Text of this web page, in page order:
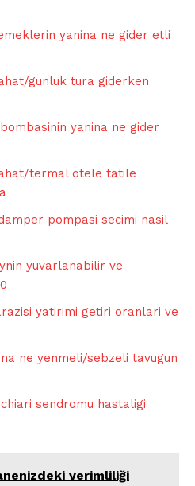
yanina ne gider etli
gunluk tura giderken
yanina ne gider
termal otele tatile
pompasi secimi nasil
yuvarlanabilir ve
yatirimi getiri oranlari ve
ne yenmeli/sebzeli tavugun
sendromu hastaligi
verimliliği